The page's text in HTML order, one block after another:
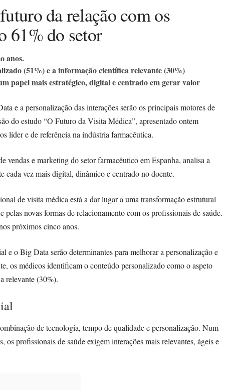
da relação com os
61% do setor
anos.
(51%) e a informação científica relevante (30%)
papel mais estratégico, digital e centrado em gerar valor
e a personalização das interações serão os principais motores de
do estudo “O Futuro da Visita Médica”, apresentado ontem
líder e de referência na indústria farmacêutica.
vendas e marketing do setor farmacêutico em Espanha, analisa a
cada vez mais digital, dinâmico e centrado no doente.
de visita médica está a dar lugar a uma transformação estrutural
novas formas de relacionamento com os profissionais de saúde.
próximos cinco anos.
o Big Data serão determinantes para melhorar a personalização e
os médicos identificam o conteúdo personalizado como o aspeto
relevante (30%).
de tecnologia, tempo de qualidade e personalização. Num
profissionais de saúde exigem interações mais relevantes, ágeis e